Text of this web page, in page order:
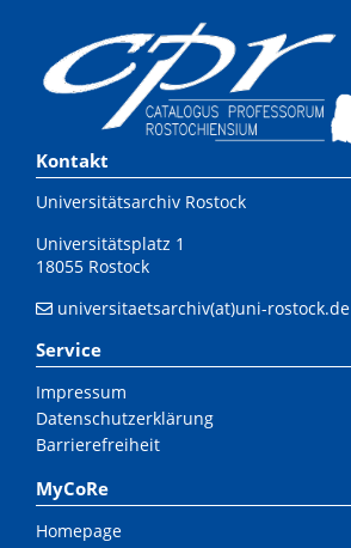
Kontakt
Universitätsarchiv Rostock
Universitätsplatz 1
18055 Rostock
universitaetsarchiv(at)uni-rostock.de
Service
Impressum
Datenschutzerklärung
Barrierefreiheit
MyCoRe
Homepage